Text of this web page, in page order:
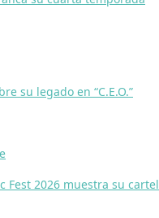
su legado en “C.E.O.”
Fest 2026 muestra su cartel